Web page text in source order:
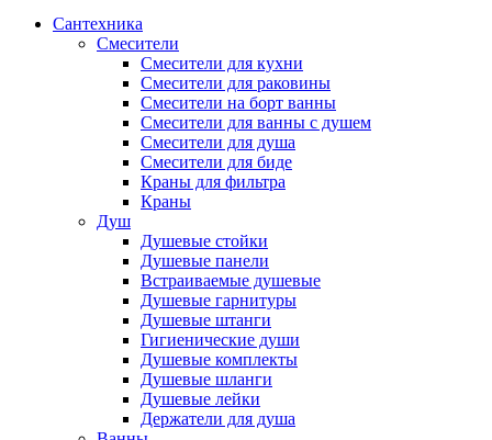
Сантехника
Смесители
Смесители для кухни
Смесители для раковины
Смесители на борт ванны
Смесители для ванны с душем
Смесители для душа
Смесители для биде
Краны для фильтра
Краны
Душ
Душевые стойки
Душевые панели
Встраиваемые душевые
Душевые гарнитуры
Душевые штанги
Гигиенические души
Душевые комплекты
Душевые шланги
Душевые лейки
Держатели для душа